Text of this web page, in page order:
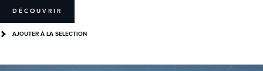
DÉCOUVRIR
AJOUTER À LA SELECTION